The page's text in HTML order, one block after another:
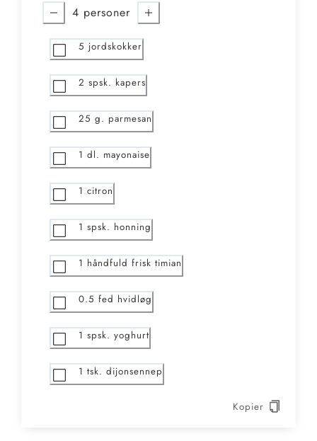
4 personer
5 jordskokker
2 spsk. kapers
25 g. parmesan
1 dl. mayonaise
1 citron
1 spsk. honning
1 håndfuld frisk timian
0.5 fed hvidløg
1 spsk. yoghurt
1 tsk. dijonsennep
Kopier